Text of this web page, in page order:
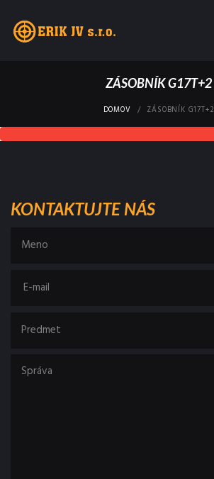
ZÁSOBNÍK G17T+2
DOMOV ZÁSOBNÍK G17T+2
KONTAKTUJTE NÁS